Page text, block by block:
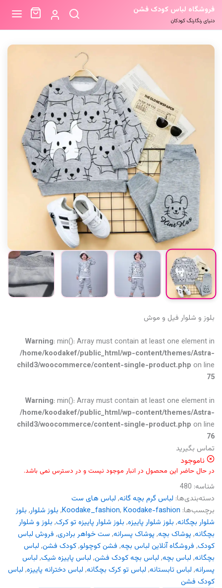
فروشگاه لباس کودک فشن
دنیای رنگارنگ کودکان
بلوز و شلوار فیل و‌ موش
Warning: min(): Array must contain at least one element in
/home/koodakef/public_html/wp-content/themes/Astra-
child3/woocommerce/content-single-product.php on line
75
Warning: min(): Array must contain at least one element in
/home/koodakef/public_html/wp-content/themes/Astra-
child3/woocommerce/content-single-product.php on line
76
تماس بگیرید
ناموجود
در حال حاضر این محصول در انبار موجود نیست و در دسترس نمی باشد.
شناسه: 480
دسته‌بندی‌ها: لباس گرم بچه گانه, لباس های ست
برچسب‌ها:
Koodake_fashion,Koodake-fashion
, بلوز شلوار, بلوز
شلوار بچگانه, بلوز شلوار پاییزه, بلوز شلوار پاییزه تو کرک, بلوز و شلوار
بچگانه, پوشاک بچه, پوشاک پسرانه, ست خواهر برادری, فروش لباس
کودک, فروشگاه آنلاین لباس بچه, فشن کوچولو,کودک فشن, لباس
بچگانه, لباس بچه, لباس بچه کودک فشن, لباس پاییزه شیک, لباس
پسرانه, لباس تابستانه, لباس تو کرک بچگانه, لباس دخترانه پاییزه, لباس
کودک فشن